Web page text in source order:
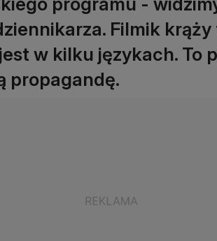
Filmik
w kilku językach. To
propagandę.